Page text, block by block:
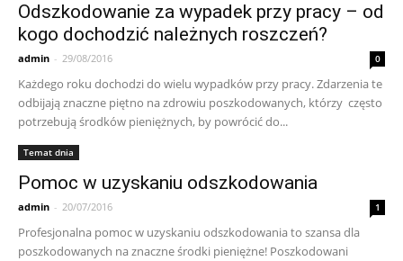
Odszkodowanie za wypadek przy pracy – od
kogo dochodzić należnych roszczeń?
admin - 29/08/2016 0
Każdego roku dochodzi do wielu wypadków przy pracy. Zdarzenia te
odbijają znaczne piętno na zdrowiu poszkodowanych, którzy często
potrzebują środków pieniężnych, by powrócić do...
Temat dnia
Pomoc w uzyskaniu odszkodowania
admin - 20/07/2016 1
Profesjonalna pomoc w uzyskaniu odszkodowania to szansa dla
poszkodowanych na znaczne środki pieniężne! Poszkodowani